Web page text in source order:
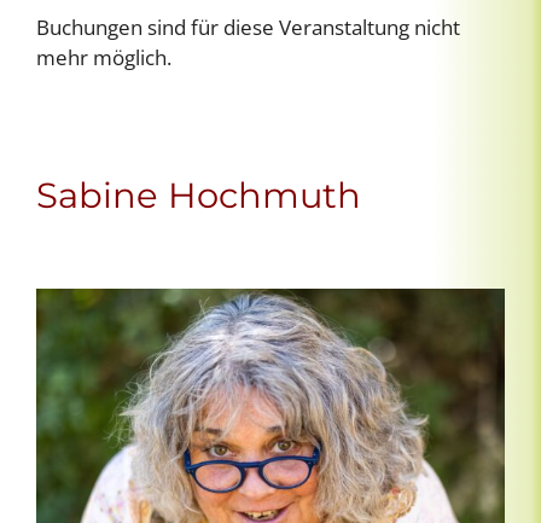
Buchungen sind für diese Veranstaltung nicht
mehr möglich.
Sabine Hochmuth